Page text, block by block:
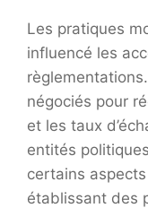
Les pratiques
influencé les
négociés pour
et les taux
entités
certains
établissant des